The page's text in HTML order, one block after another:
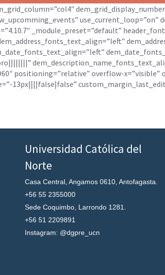
_module_preset=”default”
positioning=”relative” overflow-
13px||||false|false”
Universidad Católica del
Norte
Casa Central, Angamos 0610, Antofagasta.
+56 55 2355000
Sede Coquimbo, Larrondo 1281.
+56 51 2209891
Instagram: @dgpre_ucn